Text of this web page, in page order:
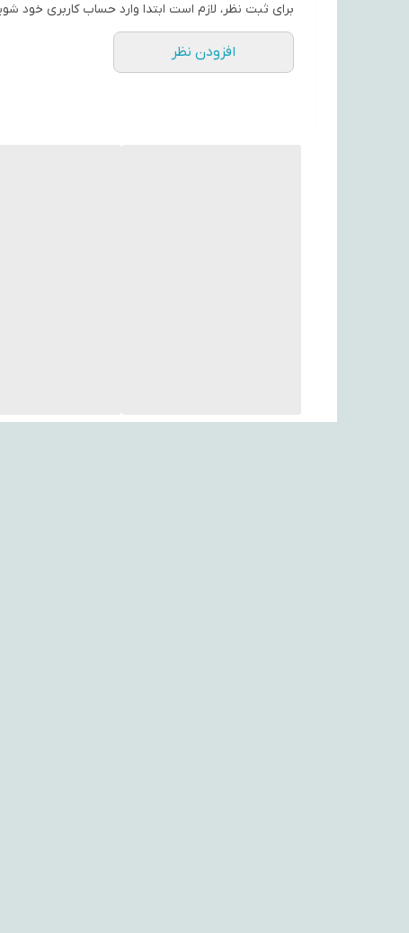
برای ثبت نظر، لازم است ابتدا وارد حساب کاربری خود
افزودن نظر